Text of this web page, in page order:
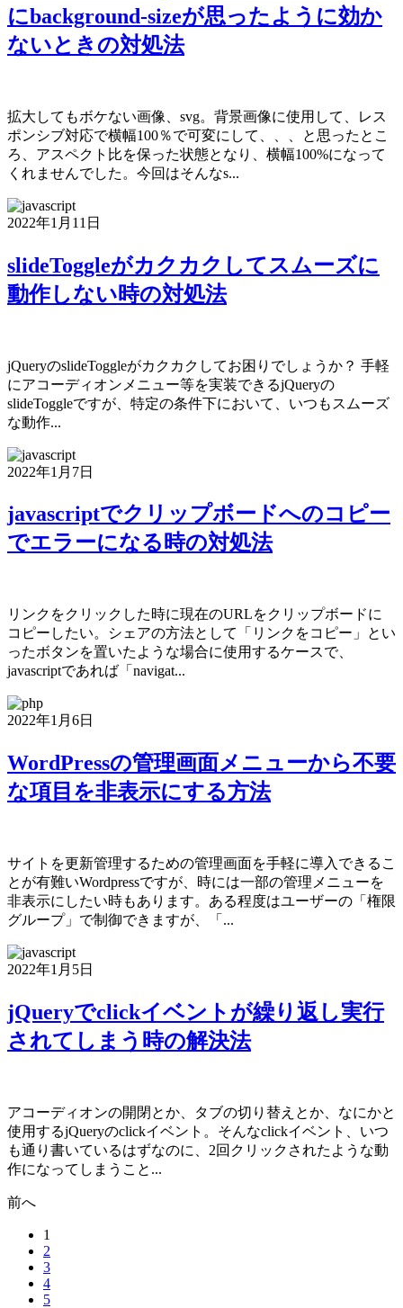
にbackground-sizeが思ったように効か
ないときの対処法
拡大してもボケない画像、svg。背景画像に使用して、レス
ポンシブ対応で横幅100％で可変にして、、、と思ったとこ
ろ、アスペクト比を保った状態となり、横幅100%になって
くれませんでした。今回はそんなs...
2022年1月11日
slideToggleがカクカクしてスムーズに
動作しない時の対処法
jQueryのslideToggleがカクカクしてお困りでしょうか？ 手軽
にアコーディオンメニュー等を実装できるjQueryの
slideToggleですが、特定の条件下において、いつもスムーズ
な動作...
2022年1月7日
javascriptでクリップボードへのコピー
でエラーになる時の対処法
リンクをクリックした時に現在のURLをクリップボードに
コピーしたい。シェアの方法として「リンクをコピー」とい
ったボタンを置いたような場合に使用するケースで、
javascriptであれば「navigat...
2022年1月6日
WordPressの管理画面メニューから不要
な項目を非表示にする方法
サイトを更新管理するための管理画面を手軽に導入できるこ
とが有難いWordpressですが、時には一部の管理メニューを
非表示にしたい時もあります。ある程度はユーザーの「権限
グループ」で制御できますが、「...
2022年1月5日
jQueryでclickイベントが繰り返し実行
されてしまう時の解決法
アコーディオンの開閉とか、タブの切り替えとか、なにかと
使用するjQueryのclickイベント。そんなclickイベント、いつ
も通り書いているはずなのに、2回クリックされたような動
作になってしまうこと...
前へ
1
2
3
4
5